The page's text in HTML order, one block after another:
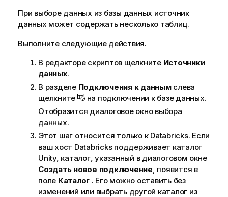
е
н
При выборе данных из базы данных источник
данных может содержать несколько таблиц.
Выполните следующие действия.
В редакторе скриптов щелкните Источники
данных.
В разделе Подключения к даннымслева
щелкните
на подключении к базе данных.
Отобразится диалоговое окно выбора
данных.
Этот шаг относится только к Databricks. Если
ваш хост Databricks поддерживает каталог
Unity, каталог, указанный в диалоговом окне
Создать новое подключение , появится в
поле Каталог . Его можно оставить без
изменений или выбрать другой каталог из